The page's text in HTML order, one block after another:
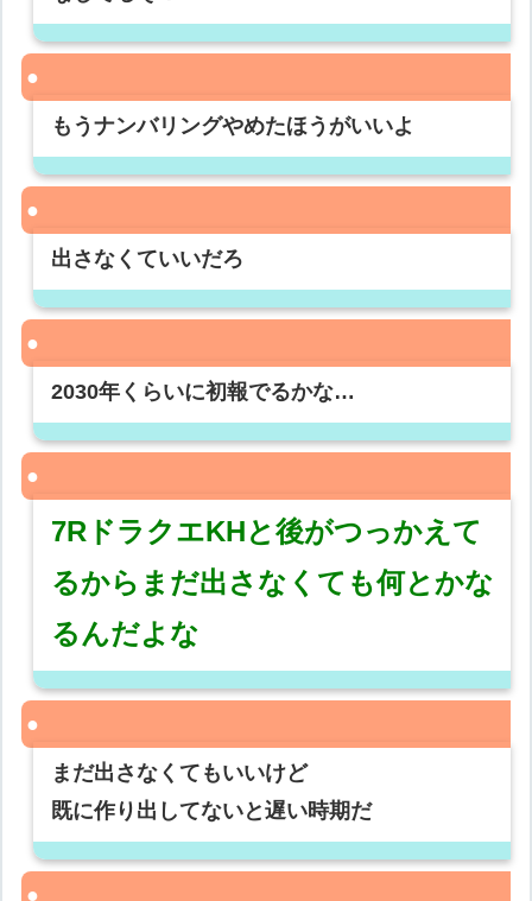
もうナンバリングやめたほうがいいよ
出さなくていいだろ
2030年くらいに初報でるかな…
7RドラクエKHと後がつっかえて
るからまだ出さなくても何とかな
るんだよな
まだ出さなくてもいいけど
既に作り出してないと遅い時期だ